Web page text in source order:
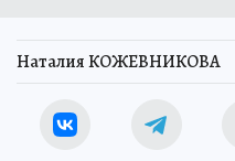
Наталия КОЖЕВНИКОВА